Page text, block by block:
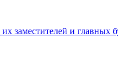
заместителей и